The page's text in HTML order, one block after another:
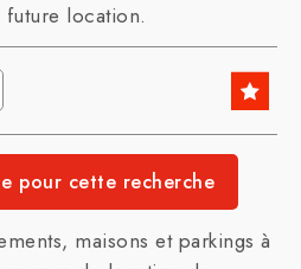
location.
maisons et parkings à